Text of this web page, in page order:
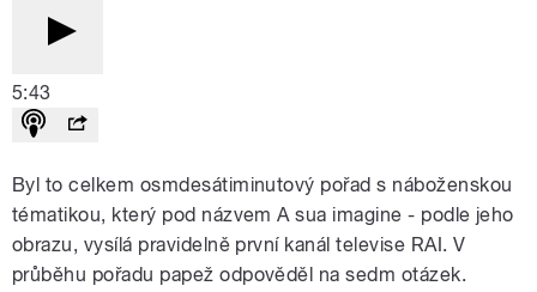
5:43
Byl to celkem osmdesátiminutový pořad s náboženskou
tématikou, který pod názvem A sua imagine - podle jeho
obrazu, vysílá pravidelně první kanál televise RAI. V
průběhu pořadu papež odpověděl na sedm otázek.